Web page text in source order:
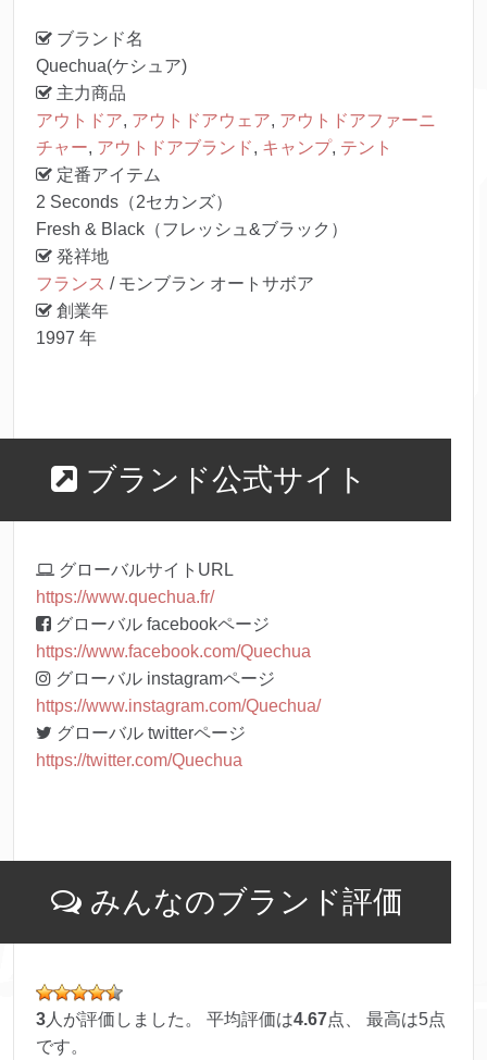
ブランド名
Quechua(ケシュア)
主力商品
アウトドア, アウトドアウェア, アウトドアファーニ
チャー, アウトドアブランド, キャンプ, テント
定番アイテム
2 Seconds（2セカンズ）
Fresh & Black（フレッシュ&ブラック）
発祥地
フランス / モンブラン オートサボア
創業年
1997 年
ブランド公式サイト
グローバルサイトURL
https://www.quechua.fr/
グローバル facebookページ
https://www.facebook.com/Quechua
グローバル instagramページ
https://www.instagram.com/Quechua/
グローバル twitterページ
https://twitter.com/Quechua
みんなのブランド評価
3 人が評価しました。 平均評価は4.67点、 最高は5点
です。